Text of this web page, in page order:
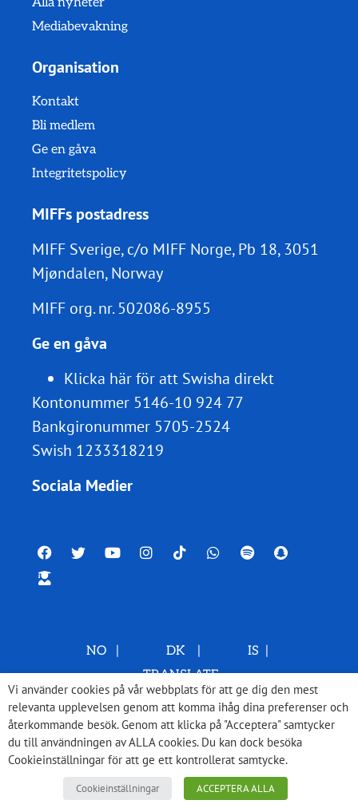
Mediabevakning
Organisation
Kontakt
Bli medlem
Ge en gåva
Integritetspolicy
MIFFs postadress
MIFF Sverige, c/o MIFF Norge, Pb 18, 3051
Mjøndalen, Norway
MIFF org. nr.502086-8955
Ge en gåva
Klicka här för att Swisha direkt
Kontonummer 5146-10 924 77
Bankgironummer 5705-2524
Swish 1233318219
Sociala Medier
NO | DK | IS |
TRANSLATE
© 2026 Med Israel för fred
Vi använder cookies på vår webbplats för att ge dig den mest
relevanta upplevelsen genom att komma ihåg dina preferenser och
återkommande besök. Genom att klicka på "Acceptera" samtycker
du till användningen av ALLA cookies. Du kan dock besöka
Cookieinställningar för att ge ett kontrollerat samtycke.
Cookieinställningar ACCEPTERA ALLA